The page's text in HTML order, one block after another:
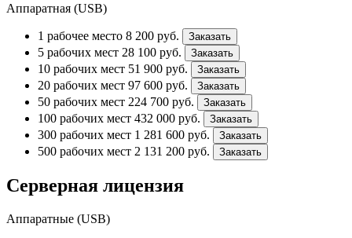
Аппаратная (USB)
1 рабочее место 8 200 руб. Заказать
5 рабочих мест 28 100 руб. Заказать
10 рабочих мест 51 900 руб. Заказать
20 рабочих мест 97 600 руб. Заказать
50 рабочих мест 224 700 руб. Заказать
100 рабочих мест 432 000 руб. Заказать
300 рабочих мест 1 281 600 руб. Заказать
500 рабочих мест 2 131 200 руб. Заказать
Серверная лицензия
Аппаратные (USB)